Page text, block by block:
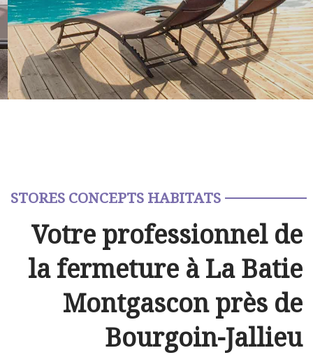
STORES CONCEPTS HABITATS
Votre professionnel de
la fermeture à La Batie
Montgascon près de
Bourgoin-Jallieu